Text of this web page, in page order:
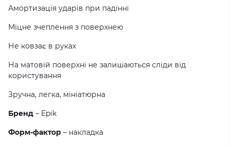
Амортизація ударів при падінні
Міцне зчеплення з поверхнею
Не ковзає в руках
На матовiй поверхні не залишаються сліди від
користування
Зручна, легка, мініатюрна
Бренд – Epik
Форм-фактор – накладка